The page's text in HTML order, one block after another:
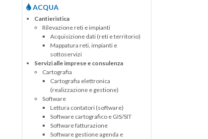
Sono disponibili gli atti
dell'incontro Le Utilities e le
opportunità delle nuove
tecnologie di mobile computing.
Per avere gli atti basta
collegarsi a:
http://www.nordelettronica.biz/
eventi.php
16 lug 2009
dei nuovi Gotive SQ31
20 mag 2007
ACQUA
Cantieristica
Rilevazione reti e impianti
Acquisizione dati (reti e territorio)
Mappatura reti, impianti e
sottoservizi
Servizi alle imprese e consulenza
Cartografia
Cartografia elettronica
(realizzazione e gestione)
Software
Lettura contatori (software)
Software cartografico e GIS/SIT
Software fatturazione
Software gestione agenda e